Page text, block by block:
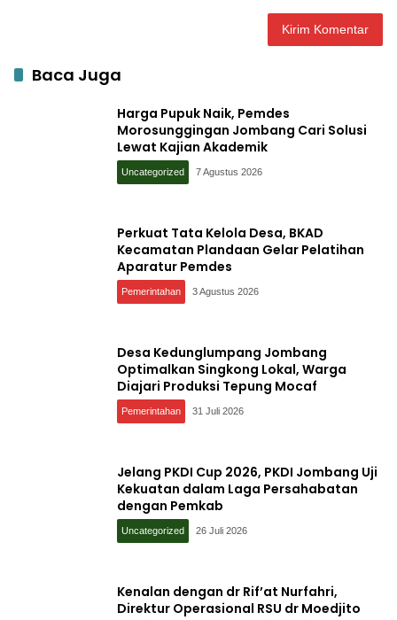
Baca Juga
Harga Pupuk Naik, Pemdes
Morosunggingan Jombang Cari Solusi
Lewat Kajian Akademik
Uncategorized 7 Agustus 2026
Perkuat Tata Kelola Desa, BKAD
Kecamatan Plandaan Gelar Pelatihan
Aparatur Pemdes
Pemerintahan 3 Agustus 2026
Desa Kedunglumpang Jombang
Optimalkan Singkong Lokal, Warga
Diajari Produksi Tepung Mocaf
Pemerintahan 31 Juli 2026
Jelang PKDI Cup 2026, PKDI Jombang Uji
Kekuatan dalam Laga Persahabatan
dengan Pemkab
Uncategorized 26 Juli 2026
Kenalan dengan dr Rif’at Nurfahri,
Direktur Operasional RSU dr Moedjito